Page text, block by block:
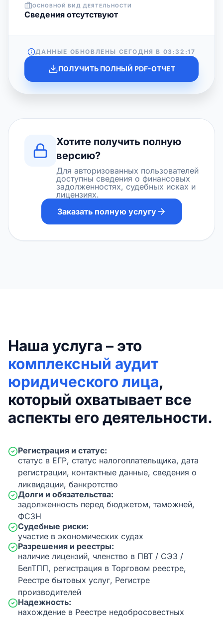
ОСНОВНОЙ ВИД ДЕЯТЕЛЬНОСТИ
Cведения отсутствуют
ДАННЫЕ ОБНОВЛЕНЫ СЕГОДНЯ В 03:32:17
ПОЛУЧИТЬ ПОЛНЫЙ PDF-ОТЧЕТ
Хотите получить полную
версию?
Для авторизованных пользователей
доступны сведения о финансовых
задолженностях, судебных исках и
лицензиях.
Заказать полную услугу
Наша услуга – это
комплексный аудит
юридического лица,
который охватывает все
аспекты его деятельности.
Регистрация и статус:
статус в ЕГР, статус налогоплательщика, дата
регистрации, контактные данные, сведения о
ликвидации, банкротство
Долги и обязательства:
задолженность перед бюджетом, таможней,
ФСЗН
Судебные риски:
участие в экономических судах
Разрешения и реестры:
наличие лицензий, членство в ПВТ / СЭЗ /
БелТПП, регистрация в Торговом реестре,
Реестре бытовых услуг, Регистре
производителей
Надежность:
нахождение в Реестре недобросовестных